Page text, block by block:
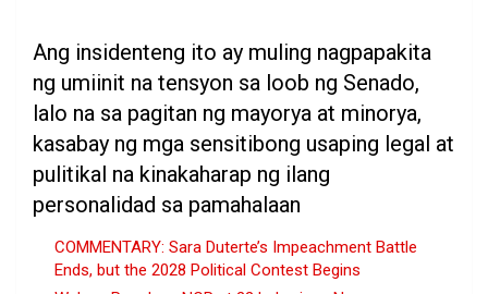
Ang insidenteng ito ay muling nagpapakita
ng umiinit na tensyon sa loob ng Senado,
lalo na sa pagitan ng mayorya at minorya,
kasabay ng mga sensitibong usaping legal at
pulitikal na kinakaharap ng ilang
personalidad sa pamahalaan
COMMENTARY: Sara Duterte’s Impeachment Battle
Ends, but the 2028 Political Contest Begins